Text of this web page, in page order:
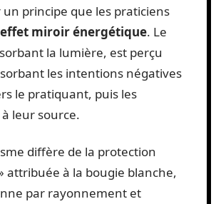
un principe que les praticiens
effet miroir énergétique. Le
la lumière, est perçu
les intentions négatives
le pratiquant, puis les
leur source.
diffère de la protection
attribuée à la bougie blanche,
par rayonnement et